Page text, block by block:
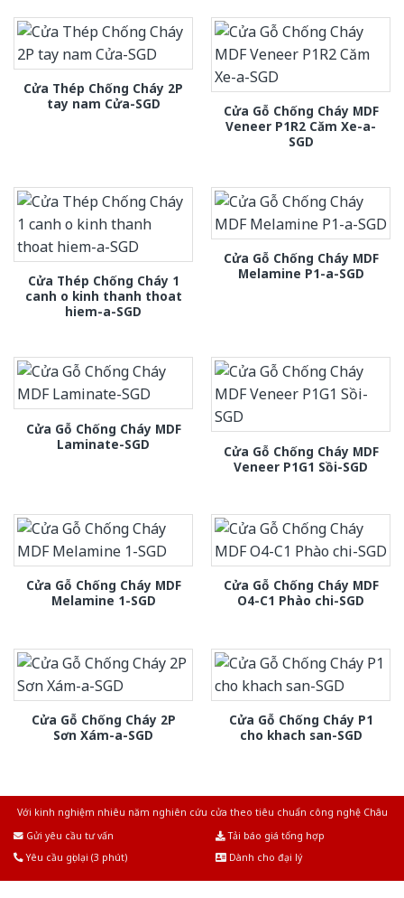
Cửa Thép Chống Cháy 2P
tay nam Cửa-SGD
Cửa Gỗ Chống Cháy MDF
Veneer P1R2 Căm Xe-a-
SGD
Cửa Thép Chống Cháy 1
canh o kinh thanh thoat
hiem-a-SGD
Cửa Gỗ Chống Cháy MDF
Melamine P1-a-SGD
Cửa Gỗ Chống Cháy MDF
Laminate-SGD
Cửa Gỗ Chống Cháy MDF
Veneer P1G1 Sồi-SGD
Cửa Gỗ Chống Cháy MDF
Melamine 1-SGD
Cửa Gỗ Chống Cháy MDF
O4-C1 Phào chi-SGD
Cửa Gỗ Chống Cháy 2P
Sơn Xám-a-SGD
Cửa Gỗ Chống Cháy P1
cho khach san-SGD
Với kinh nghiệm nhiêu năm nghiên cứu cửa theo tiêu chuẩn công nghệ Châu
Gửi yêu cầu tư vấn
Tải báo giá tổng hợp
Yêu cầu gọi lại (3 phút)
Dành cho đại lý